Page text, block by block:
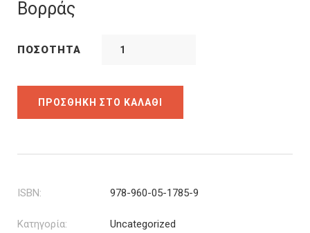
12.00€.
Βορράς
ΠΟΣΌΤΗΤΑ
ΠΡΟΣΘΉΚΗ ΣΤΟ ΚΑΛΆΘΙ
ISBN: 978-960-05-1785-9
Κατηγορία: Uncategorized